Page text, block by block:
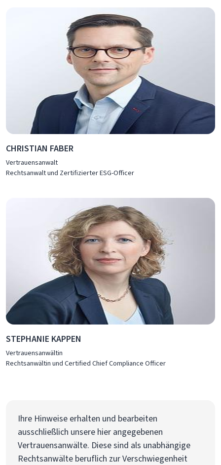
CHRISTIAN FABER
Vertrauensanwalt
Rechtsanwalt und Zertifizierter ESG-Officer
STEPHANIE KAPPEN
Vertrauensanwältin
Rechtsanwältin und Certified Chief Compliance Officer
Ihre Hinweise erhalten und bearbeiten
ausschließlich unsere hier angegebenen
Vertrauensanwälte. Diese sind als unabhängige
Rechtsanwälte beruflich zur Verschwiegenheit